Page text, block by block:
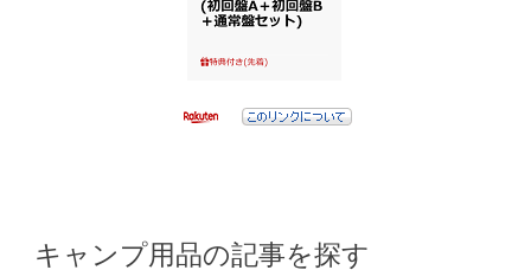
キャンプ用品の記事を探す